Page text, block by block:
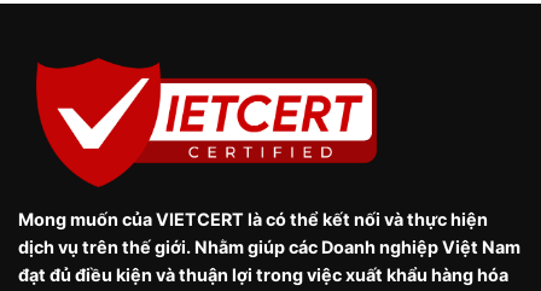
Mong muốn của VIETCERT là có thể kết nối và thực hiện
dịch vụ trên thế giới. Nhằm giúp các Doanh nghiệp Việt Nam
đạt đủ điều kiện và thuận lợi trong việc xuất khẩu hàng hóa